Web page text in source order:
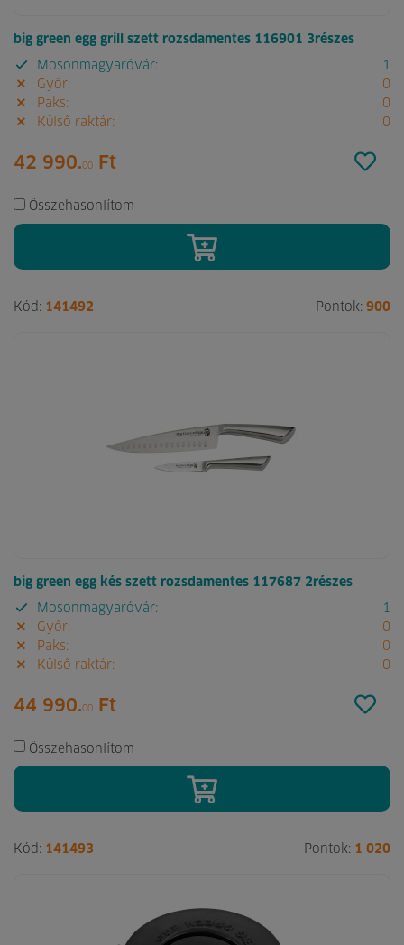
big green egg grill szett rozsdamentes 116901 3részes
Mosonmagyaróvár:
1
Győr:
0
Paks:
0
Külső raktár:
0
42 990.00 Ft
Összehasonlítom
Kód: 141492 Pontok: 900
big green egg kés szett rozsdamentes 117687 2részes
Mosonmagyaróvár:
1
Győr:
0
Paks:
0
Külső raktár:
0
44 990.00 Ft
Összehasonlítom
Kód: 141493 Pontok: 1 020